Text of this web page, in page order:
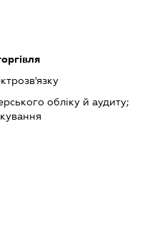
обліку й аудиту;